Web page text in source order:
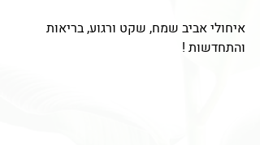
איחולי אביב שמח, שקט ורגוע, בריאות
והתחדשות !